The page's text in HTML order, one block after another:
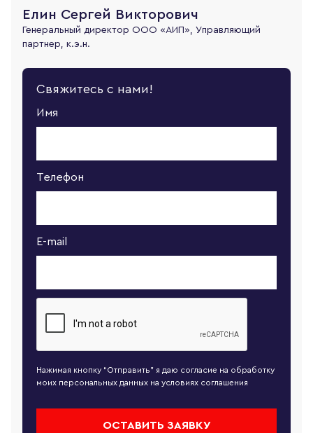
Елин Сергей Викторович
Генеральный директор ООО «АИП», Управляющий
партнер, к.э.н.
Свяжитесь с нами!
Имя
Телефон
E-mail
Нажимая кнопку “Отправить” я даю согласие на обработку
моих персональных данных на условиях соглашения
ОСТАВИТЬ ЗАЯВКУ